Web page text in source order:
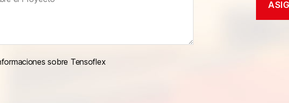
sobre Tensoflex